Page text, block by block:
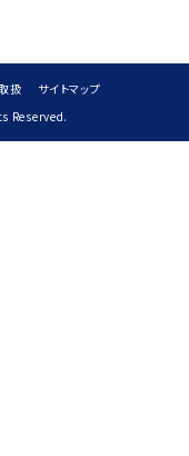
扱
サイトマップ
Reserved.